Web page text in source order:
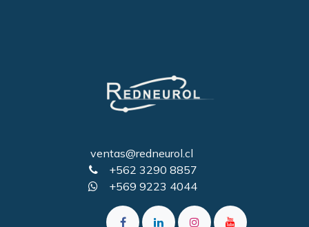
ventas@redneurol.cl
+562 3290 8857
+569 9223 4044